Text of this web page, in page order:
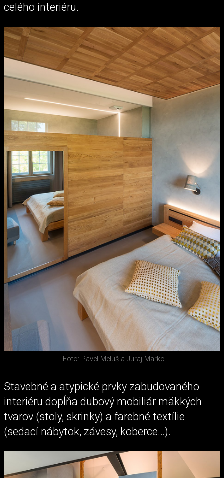
celého interiéru.
Foto: Pavel Meluš a Juraj Marko
Stavebné a atypické prvky zabudovaného
interiéru dopĺňa dubový mobiliár mäkkých
tvarov (stoly, skrinky) a farebné textílie
(sedací nábytok, závesy, koberce…).